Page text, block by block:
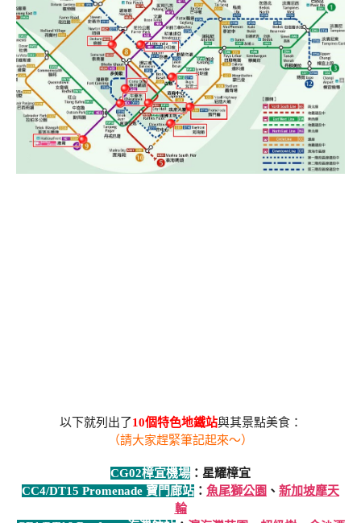
以下就列出了10個特色地鐵站與其景點美食：
（請大家趕緊筆記起來～）
CG02樟宜機場 ：星耀樟宜
CC4/DT15 Promenade 寶門廊站 ： 魚尾獅公園 、 新加坡摩天
輪